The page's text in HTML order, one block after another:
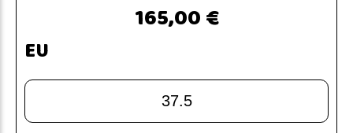
165,00 €
EU
37.5